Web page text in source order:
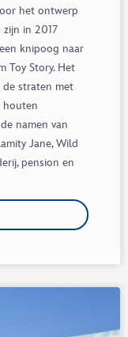
het ontwerp
zijn in 2017
knipoog naar
Toy Story. Het
de straten met
houten
namen van
Jane, Wild
pension en